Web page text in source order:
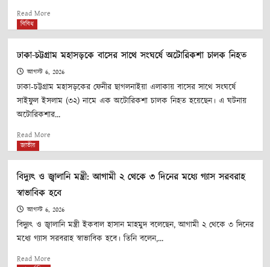
Read MoreRead
কাদের
হামলার
নির্দেশ
দিয়েছিলেন,
ট্রাইব্যুনালে
তার
ও
দাখিল
বিবিধ
ঢাকা-চট্টগ্রাম মহাসড়কে বাসের সাথে সংঘর্ষে অটোরিকশা চালক নিহত
আগস্ট 6, 2026
ঢাকা-চট্টগ্রাম মহাসড়কের ফেনীর ছাগলনাইয়া এলাকায় বাসের সাথে সংঘর্ষে
সাইফুল ইসলাম (৩২) নামে এক অটোরিকশা চালক নিহত হয়েছেন। এ ঘটনায়
অটোরিকশার...
Read MoreRead
চট্টগ্রাম
মহাসড়কে
বাসের
সাথে
সংঘর্ষে
অটোরিকশা
জাতীয়
বিদ্যুৎ ও জ্বালানি মন্ত্রী: আগামী ২ থেকে ৩ দিনের মধ্যে গ্যাস সরবরাহ
স্বাভাবিক হবে
আগস্ট 6, 2026
বিদ্যুৎ ও জ্বালানি মন্ত্রী ইকবাল হাসান মাহমুদ বলেছেন, আগামী ২ থেকে ৩ দিনের
মধ্যে গ্যাস সরবরাহ স্বাভাবিক হবে। তিনি বলেন,...
Read MoreRead